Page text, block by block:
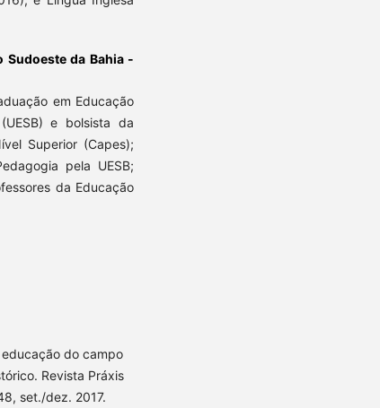
Sudoeste da Bahia -
em Educação
e bolsista da
Superior (Capes);
pela UESB;
da Educação
educação do campo
Revista Práxis
set./dez. 2017.